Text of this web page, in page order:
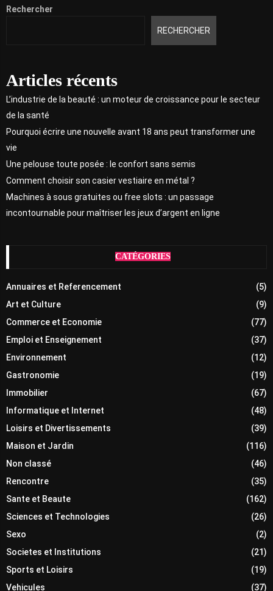
Rechercher
RECHERCHER
Articles récents
L’industrie de la beauté : un moteur de croissance pour le secteur
de la santé
Pourquoi écrire une nouvelle avant 18 ans peut transformer une
vie
Une pelouse toute posée : le confort sans semis
Comment choisir son casier vestiaire en métal ?
Machines à sous gratuites ou free slots : un passage
incontournable pour maîtriser les jeux d’argent en ligne
CATÉGORIES
Annuaires et Referencement
(5)
Art et Culture
(9)
Commerce et Economie
(77)
Emploi et Enseignement
(37)
Environnement
(12)
Gastronomie
(19)
Immobilier
(67)
Informatique et Internet
(48)
Loisirs et Divertissements
(39)
Maison et Jardin
(116)
Non classé
(46)
Rencontre
(35)
Sante et Beaute
(162)
Sciences et Technologies
(26)
Sexo
(2)
Societes et Institutions
(21)
Sports et Loisirs
(19)
Vehicules
(37)